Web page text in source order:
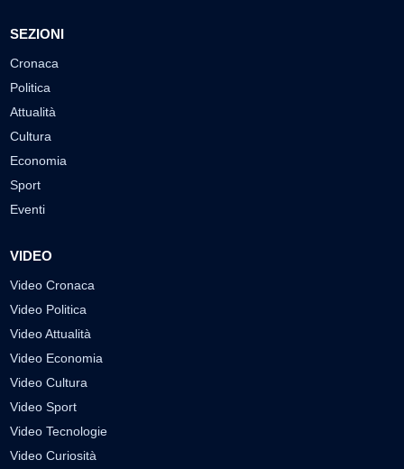
SEZIONI
Cronaca
Politica
Attualità
Cultura
Economia
Sport
Eventi
VIDEO
Video Cronaca
Video Politica
Video Attualità
Video Economia
Video Cultura
Video Sport
Video Tecnologie
Video Curiosità